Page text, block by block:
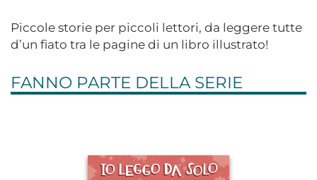
Piccole storie per piccoli lettori, da leggere tutte
d’un fiato tra le pagine di un libro illustrato!
FANNO PARTE DELLA SERIE